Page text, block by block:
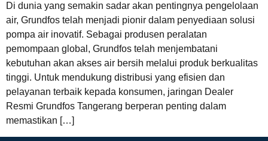
Di dunia yang semakin sadar akan pentingnya pengelolaan
air, Grundfos telah menjadi pionir dalam penyediaan solusi
pompa air inovatif. Sebagai produsen peralatan
pemompaan global, Grundfos telah menjembatani
kebutuhan akan akses air bersih melalui produk berkualitas
tinggi. Untuk mendukung distribusi yang efisien dan
pelayanan terbaik kepada konsumen, jaringan Dealer
Resmi Grundfos Tangerang berperan penting dalam
memastikan […]